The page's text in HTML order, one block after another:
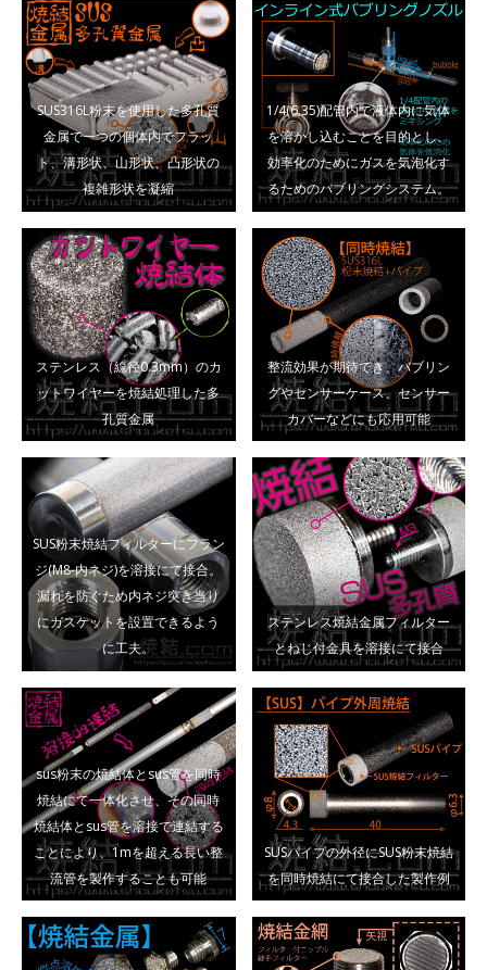
SUS316L粉末を使用した多孔質
金属で一つの個体内でフラッ
ト、溝形状、山形状、凸形状の
複雑形状を凝縮
1/4(6.35)配管内で液体内に気体
を溶かし込むことを目的とし、
効率化のためにガスを気泡化す
るためのバブリングシステム。
ステンレス（線径0.3mm）のカ
ットワイヤーを焼結処理した多
孔質金属
整流効果が期待でき、バブリン
グやセンサーケース、センサー
カバーなどにも応用可能
SUS粉末焼結フィルターにフラン
ジ(M8-内ネジ)を溶接にて接合。
漏れを防ぐため内ネジ突き当り
にガスケットを設置できるよう
に工夫。
ステンレス焼結金属フィルター
とねじ付金具を溶接にて接合
sus粉末の焼結体とsus管を同時
焼結にて一体化させ、その同時
焼結体とsus管を溶接で連結する
ことにより、1mを超える長い整
流管を製作することも可能
SUSパイプの外径にSUS粉末焼結
を同時焼結にて接合した製作例